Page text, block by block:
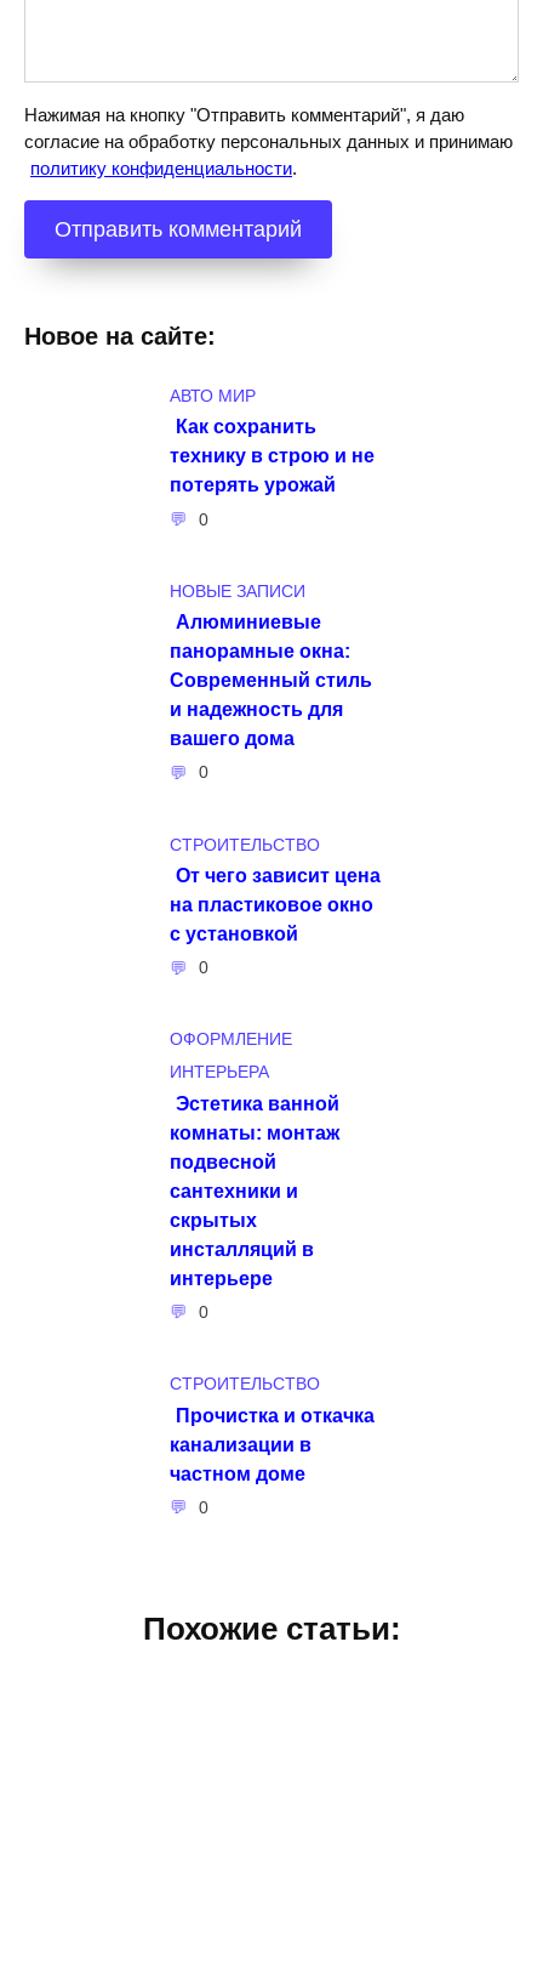
Нажимая на кнопку "Отправить комментарий", я даю
согласие на обработку персональных данных и принимаю
политику конфиденциальности.
Новое на сайте:
АВТО МИР
Как сохранить
технику в строю и не
потерять урожай
0
НОВЫЕ ЗАПИСИ
Алюминиевые
панорамные окна:
Современный стиль
и надежность для
вашего дома
0
СТРОИТЕЛЬСТВО
От чего зависит цена
на пластиковое окно
с установкой
0
ОФОРМЛЕНИЕ
ИНТЕРЬЕРА
Эстетика ванной
комнаты: монтаж
подвесной
сантехники и
скрытых
инсталляций в
интерьере
0
СТРОИТЕЛЬСТВО
Прочистка и откачка
канализации в
частном доме
0
Похожие статьи: